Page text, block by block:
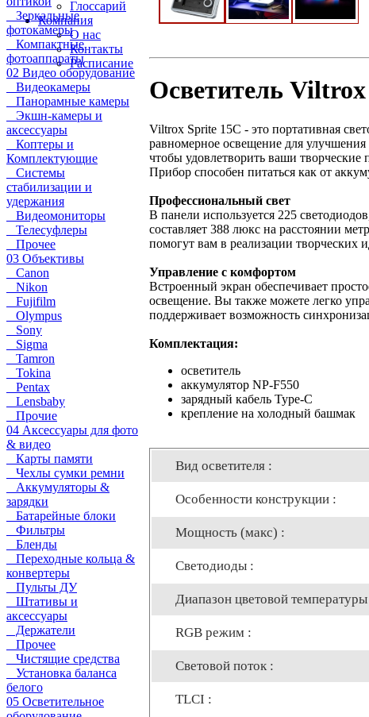
Глоссарий
Компания
О нас
Контакты
Расписание
Зеркальные
фотокамеры
Компактные
фотоаппараты
02 Видео оборудование
Видеокамеры
Панорамные камеры
Экшн-камеры и
аксессуары
Коптеры и
Комплектующие
Системы
стабилизации и
удержания
Видеомониторы
Телесуфлеры
Прочее
03 Объективы
Canon
Nikon
Fujifilm
Olympus
Sony
Sigma
Tamron
Tokina
Pentax
Lensbaby
Прочие
04 Аксессуары для фото
& видео
Карты памяти
Чехлы сумки ремни
Аккумуляторы &
зарядки
Батарейные блоки
Фильтры
Бленды
Переходные кольца &
конвертеры
Пульты ДУ
Штативы и
аксессуары
Держатели
Прочее
Чистящие средства
Установка баланса
белого
05 Осветительное
Осветитель
Viltrox Sprite 15C - это портативная
равномерное освещение для
чтобы удовлетворить ваши творческие
Прибор способен питаться как от
Профессиональный свет
В панели используется 225
составляет 388 люкс на расстоянии
помогут вам в реализации творческих
Управление с комфортом
Встроенный экран обеспечивает
освещение. Вы также можете легко
поддерживает возможность
Комплектация:
осветитель
аккумулятор NP-F550
зарядный кабель Type-C
крепление на холодный башмак
Вид осветителя :
Особенности конструкции :
Мощность (макс) :
Светодиоды :
Диапазон цветовой
RGB режим :
Световой поток :
TLCI :